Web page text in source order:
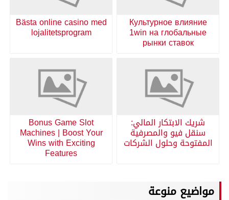
Культурное влияние
1win на глобальные
рынки ставок
Bästa online casino med
lojalitetsprogram
شريك الابتكار المالي:
سنقل فيو والمصرفية
المفتوحة وحلول الشركات
Bonus Game Slot
Machines | Boost Your
Wins with Exciting
Features
مواضيع منوعة